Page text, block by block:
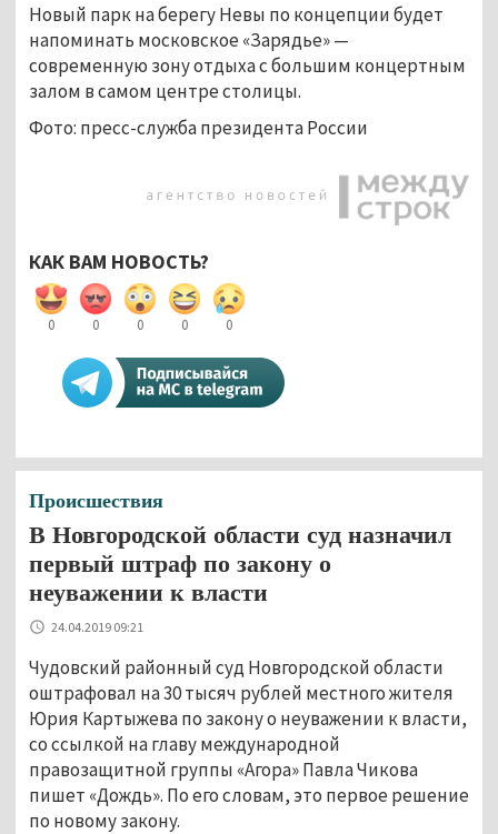
Новый парк на берегу Невы по концепции будет
напоминать московское «Зарядье» —
современную зону отдыха с большим концертным
залом в самом центре столицы.
Фото: пресс-служба президента России
КАК ВАМ НОВОСТЬ?
0 0 0 0 0
Происшествия
В Новгородской области суд назначил
первый штраф по закону о
неуважении к власти
24.04.2019 09:21
Чудовский районный суд Новгородской области
оштрафовал на 30 тысяч рублей местного жителя
Юрия Картыжева по закону о неуважении к власти,
со ссылкой на главу международной
правозащитной группы «Агора» Павла Чикова
пишет «Дождь». По его словам, это первое решение
по новому закону.